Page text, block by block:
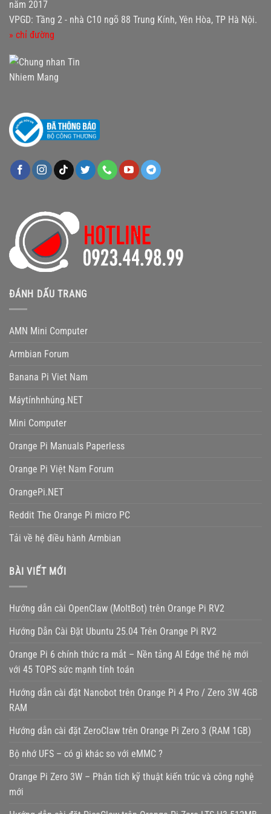
năm 2017
VPGD: Tầng 2 - nhà C10 ngõ 88 Trung Kính, Yên Hòa, TP Hà Nội.
» chỉ đường
ĐÁNH DẤU TRANG
AMN Mini Computer
Armbian Forum
Banana Pi Viet Nam
Máytínhnhúng.NET
Mini Computer
Orange Pi Manuals Paperless
Orange Pi Việt Nam Forum
OrangePi.NET
Reddit The Orange Pi micro PC
Tải về hệ điều hành Armbian
BÀI VIẾT MỚI
Hướng dẫn cài OpenClaw (MoltBot) trên Orange Pi RV2
Hướng Dẫn Cài Đặt Ubuntu 25.04 Trên Orange Pi RV2
Orange Pi 6 chính thức ra mắt – Nền tảng AI Edge thế hệ mới
với 45 TOPS sức mạnh tính toán
Hướng dẫn cài đặt Nanobot trên Orange Pi 4 Pro / Zero 3W 4GB
RAM
Hướng dẫn cài đặt ZeroClaw trên Orange Pi Zero 3 (RAM 1GB)
Bộ nhớ UFS – có gì khác so với eMMC ?
Orange Pi Zero 3W – Phân tích kỹ thuật kiến trúc và công nghệ
mới